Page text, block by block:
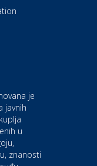
je
javnih
u
znanosti